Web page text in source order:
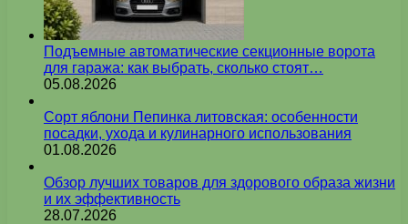
Подъемные автоматические секционные ворота
для гаража: как выбрать, сколько стоят…
05.08.2026
Сорт яблони Пепинка литовская: особенности
посадки, ухода и кулинарного использования
01.08.2026
Обзор лучших товаров для здорового образа жизни
и их эффективность
28.07.2026